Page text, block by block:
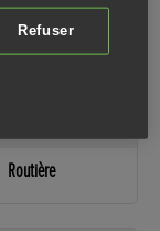
Routière
Refuser